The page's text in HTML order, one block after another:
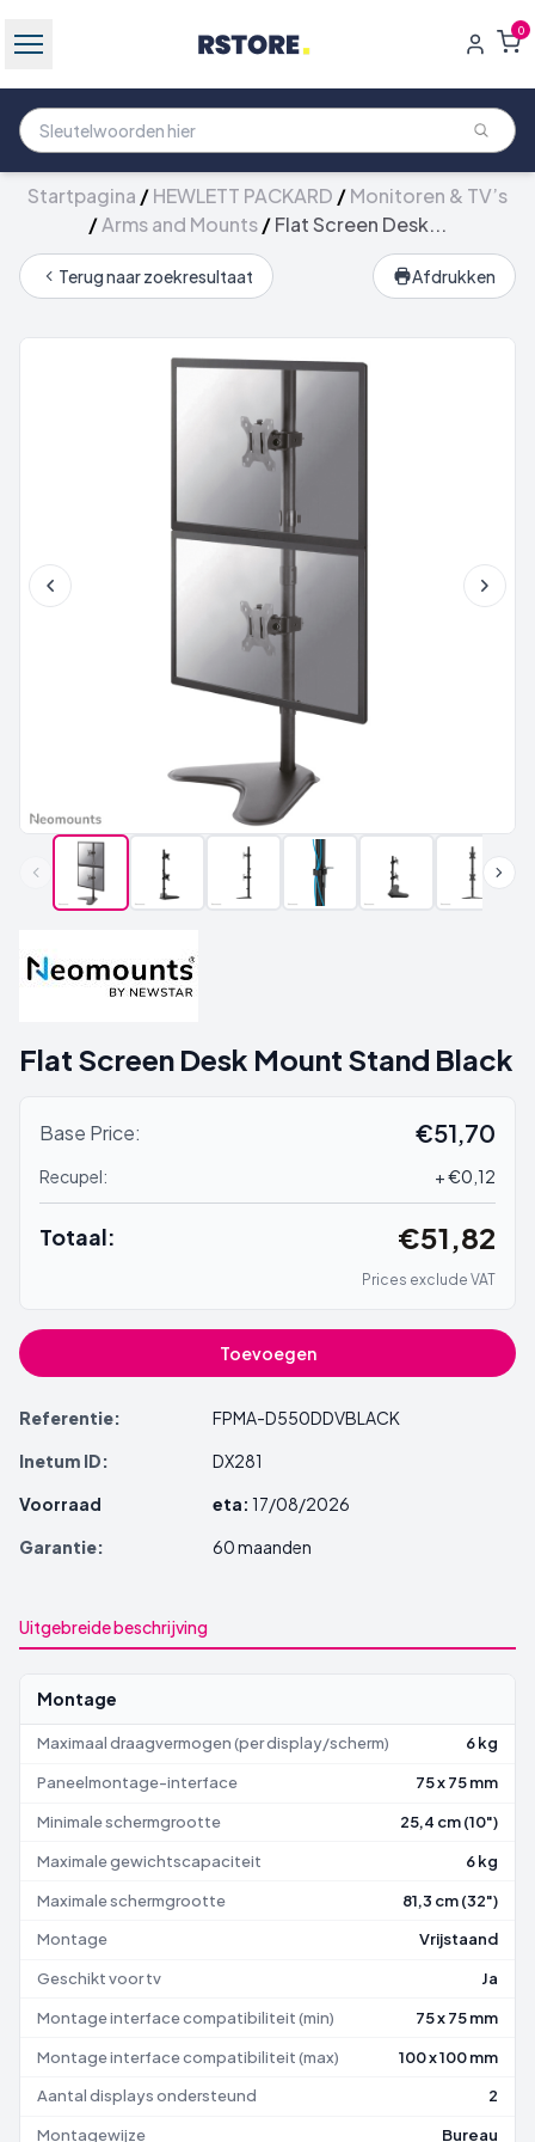
0
Startpagina /HEWLETT PACKARD /Monitoren & TV’s
/Arms and Mounts/Flat Screen Desk...
Terug naar zoekresultaat Afdrukken
Flat Screen Desk Mount Stand Black
Base Price: €51,70
Recupel: + €0,12
Totaal: €51,82
Prices exclude VAT
Toevoegen
Referentie:
FPMA-D550DDVBLACK
Inetum ID:
DX281
Voorraad
eta: 17/08/2026
Garantie:
60 maanden
Uitgebreide beschrijving
Montage
Maximaal draagvermogen (per display/scherm) 6 kg
Paneelmontage-interface 75 x 75 mm
Minimale schermgrootte 25,4 cm (10")
Maximale gewichtscapaciteit 6 kg
Maximale schermgrootte 81,3 cm (32")
Montage Vrijstaand
Geschikt voor tv Ja
Montage interface compatibiliteit (min) 75 x 75 mm
Montage interface compatibiliteit (max) 100 x 100 mm
Aantal displays ondersteund 2
Montagewijze Bureau